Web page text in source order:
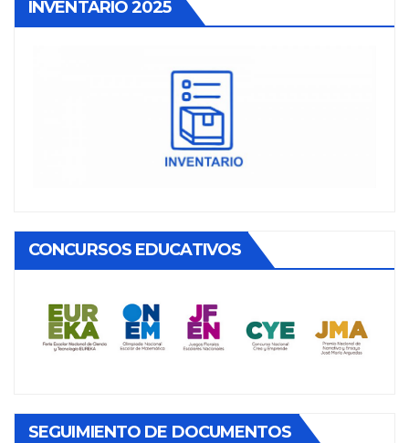
INVENTARIO 2025
CONCURSOS EDUCATIVOS
SEGUIMIENTO DE DOCUMENTOS